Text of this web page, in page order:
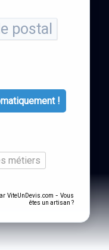
!
métiers
ViteUnDevis.com - Vous
êtes un artisan ?